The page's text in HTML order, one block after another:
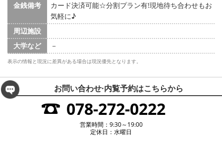
金銭備考
カード決済可能☆分割プラン有!現地待ち合わせもお
気軽に♪
周辺施設
大学など
－
表示の情報と現況に差異がある場合は現況優先となります。
お問い合わせ·内覧予約はこちらから
078-272-0222
営業時間：9:30～19:00
定休日：水曜日